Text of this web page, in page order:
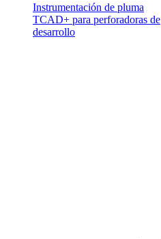
Instrumentación de pluma
TCAD+ para perforadoras de
desarrollo